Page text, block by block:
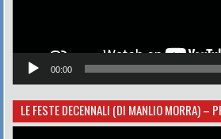
00:00
LE FESTE DECENNALI (DI MANLIO MORRA) –